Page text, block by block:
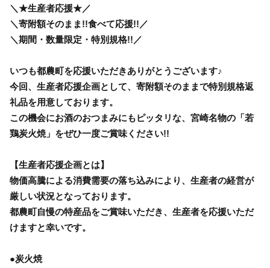
＼★生産者応援★／
＼寄附額そのまま!!食べて応援!!／
＼期間・数量限定・特別規格!!／
いつも都農町を応援いただきありがとうございます♪
今回、生産者応援企画として、寄附額そのままで特別規格返
礼品を用意しております。
この機会にお酒のおつまみにもピッタリな、宮崎名物の「若
鶏炭火焼」をぜひ一度ご賞味ください!!
【生産者応援企画とは】
物価高騰による消費需要の落ち込みにより、生産者の経営が
厳しい状況となっております。
都農町自慢の特産品をご賞味いただき、生産者を応援いただ
けますと幸いです。
●炭火焼